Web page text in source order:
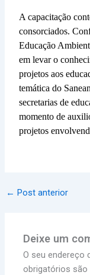
A capacitação
consorciados.
Educação
em levar o
projetos aos
temática do
secretarias de
momento de
projetos
← Post anterior
Deixe um
O seu endereço
obrigatórios